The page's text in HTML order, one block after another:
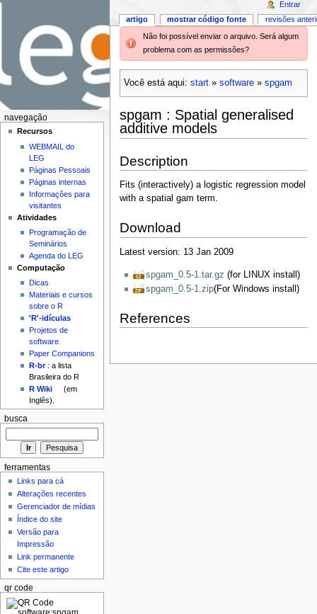
Não foi possível enviar o arquivo. Será algum
problema com as permissões?
Você está aqui: start» software» spgam
spgam : Spatial generalised
additive models
Description
Fits (interactively) a logistic regression model
with a spatial gam term.
Download
Latest version: 13 Jan 2009
spgam_0.5-1.tar.gz (for LINUX install)
spgam_0.5-1.zip(For Windows install)
References
artigo mostrar código fonte revisões
Entrar
navegação
Recursos
WEBMAIL do
LEG
Páginas Pessoais
Páginas internas
Informações para
visitantes
Atividades
Programação de
Seminários
Agenda do LEG
Computação
Dicas
Materiais e cursos
sobre o R
'R'-idículas
Projetos de
software
Paper Companions
R-br: a lista
Brasileira do R
R Wiki
(em
Inglês).
busca
ferramentas
Links para cá
Alterações recentes
Gerenciador de mídias
Índice do site
Versão para
Impressão
Link permanente
Cite este artigo
qr code